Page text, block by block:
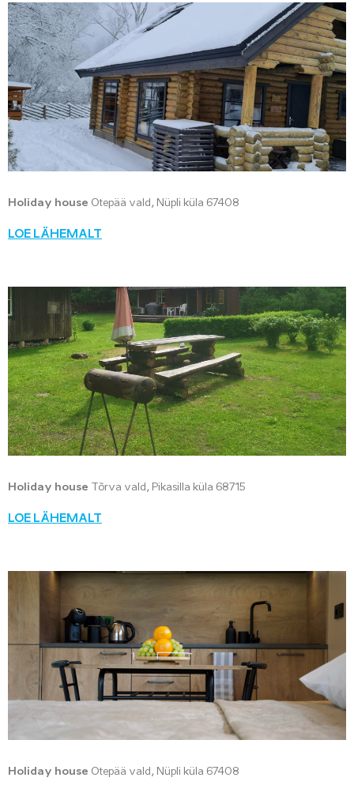
Holiday house Otepää vald, Nüpli küla 67408
LOE LÄHEMALT
Holiday house Tõrva vald, Pikasilla küla 68715
LOE LÄHEMALT
Holiday house Otepää vald, Nüpli küla 67408